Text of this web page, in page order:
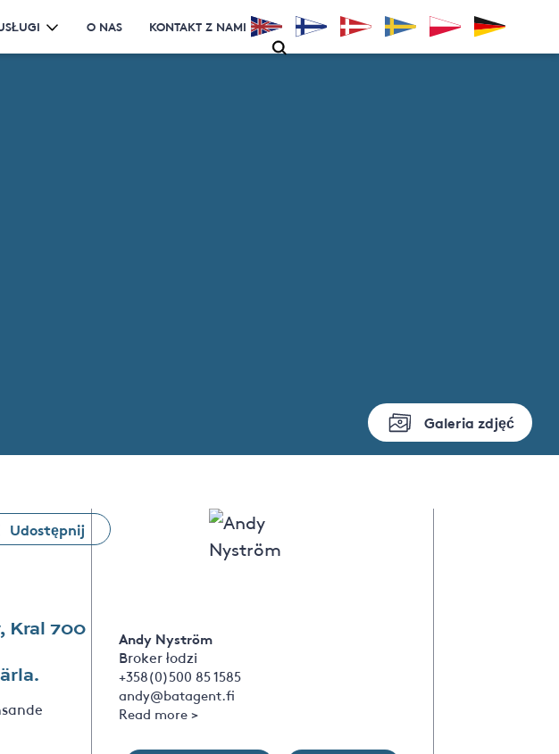
O NAS KONTAKT Z NAMI
Galeria zdjęć
Udostępnij
Kral 700
Andy Nyström
Broker łodzi
+358(0)500 85 1585
andy@batagent.fi
Read more >